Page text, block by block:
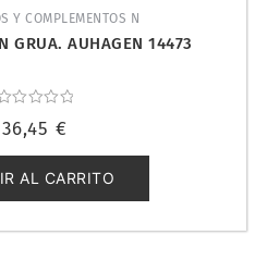
Y COMPLEMENTOS N
GRUA. AUHAGEN 14473
con
36,45 €
AL CARRITO